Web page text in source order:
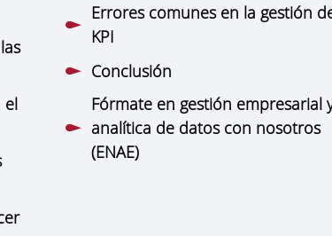
el
Errores comunes en la gestión
KPI
Conclusión
Fórmate en gestión empresarial
analítica de datos con nosotros
(ENAE)